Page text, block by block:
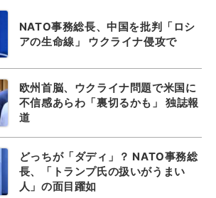
NATO事務総長、中国を批判「ロシ
アの生命線」 ウクライナ侵攻で
欧州首脳、ウクライナ問題で米国に
不信感あらわ「裏切るかも」 独誌報
道
どっちが「ダディ」？ NATO事務総
長、「トランプ氏の扱いがうまい
人」の面目躍如